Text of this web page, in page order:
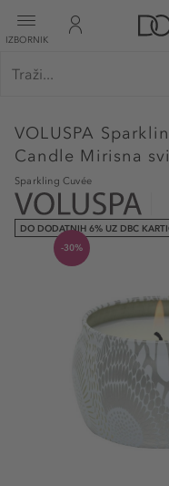
IZBORNIK
VOLUSPA
Candle Mirisna
Sparkling Cuvée
DO DODATNIH 6% UZ DBC
-30%